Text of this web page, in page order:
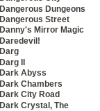
Dangerous Dungeons
Dangerous Street
Danny's Mirror Magic
Daredevil!
Darg
Darg II
Dark Abyss
Dark Chambers
Dark City Road
Dark Crystal, The